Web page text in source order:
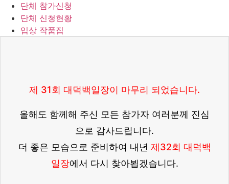
단체 참가신청
단체 신청현황
입상 작품집
제 31회 대덕백일장이 마무리 되었습니다.
올해도 함께해 주신 모든 참가자 여러분께 진심
으로 감사드립니다.
더 좋은 모습으로 준비하여 내년 제32회 대덕백
일장에서 다시 찾아뵙겠습니다.